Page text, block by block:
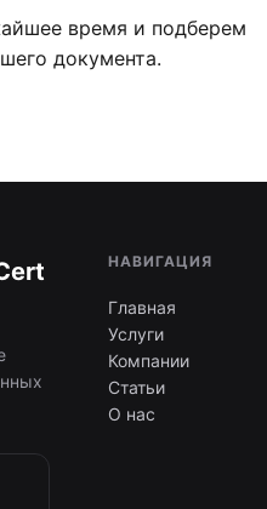
время и подберем
документа.
НАВИГАЦИЯ
Главная
Услуги
Компании
Статьи
О нас